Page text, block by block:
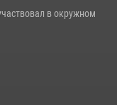
в окружном